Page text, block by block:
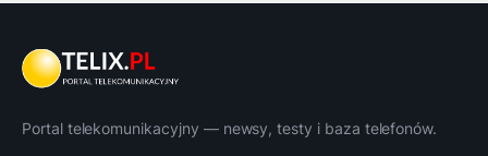
Portal telekomunikacyjny — newsy, testy i baza telefonów.